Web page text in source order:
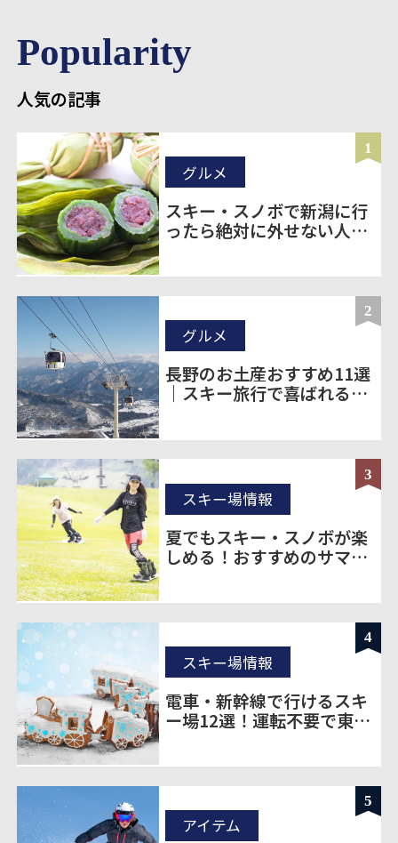
Popularity
人気の記事
1
スキー・スノボで新潟に行
ったら絶対に外せない人気
グルメ
2
長野のお土産おすすめ11選
｜スキー旅行で喜ばれる定
グルメ
3
夏でもスキー・スノボが楽
しめる！おすすめのサマー
スキー場情報
4
電車・新幹線で行けるスキ
ー場12選！運転不要で東京
スキー場情報
5
アイテム